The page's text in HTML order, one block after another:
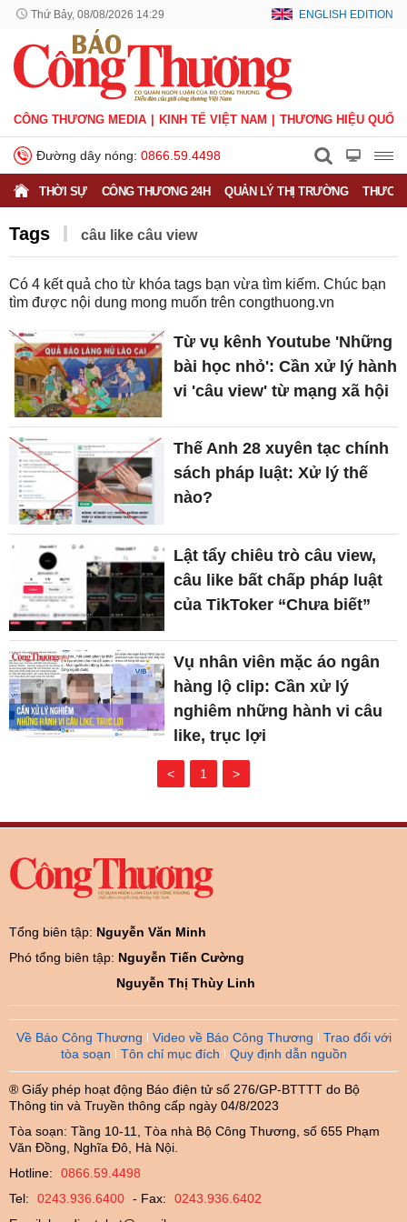
Thứ Bảy, 08/08/2026 14:29 ENGLISH EDITION
CÔNG THƯƠNG MEDIA KINH TẾ VIỆT NAM THƯƠNG HIỆU QUỐC
Đường dây nóng: 0866.59.4498
THỜI SỰ CÔNG THƯƠNG 24H QUẢN LÝ THỊ TRƯỜNG
Tags câu like câu view
Có 4 kết quả cho từ khóa tags bạn vừa tìm kiếm. Chúc bạn
tìm được nội dung mong muốn trên congthuong.vn
Từ vụ kênh Youtube 'Những
bài học nhỏ': Cần xử lý hành
vi 'câu view' từ mạng xã hội
Thế Anh 28 xuyên tạc chính
sách pháp luật: Xử lý thế
nào?
Lật tẩy chiêu trò câu view,
câu like bất chấp pháp luật
của TikToker “Chưa biết”
Vụ nhân viên mặc áo ngân
hàng lộ clip: Cần xử lý
nghiêm những hành vi câu
like, trục lợi
< 1 >
Tổng biên tập: Nguyễn Văn Minh
Phó tổng biên tập: Nguyễn Tiến Cường
Nguyễn Thị Thùy Linh
Về Báo Công Thương Video về Báo Công Thương
Trao đổi với
tòa soạn
Tôn chỉ mục đích Quy định dẫn nguồn
® Giấy phép hoạt động Báo điện tử số 276/GP-BTTTT do Bộ
Thông tin và Truyền thông cấp ngày 04/8/2023
Tòa soạn: Tầng 10-11, Tòa nhà Bộ Công Thương, số 655 Phạm
Văn Đồng, Nghĩa Đô, Hà Nội.
Hotline:
0866.59.4498
Tel:
0243.936.6400 - Fax:
0243.936.6402